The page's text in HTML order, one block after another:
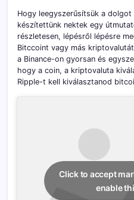
Hogy leegyszerűsítsük a
készítettünk nektek egy
részletesen, lépésről lépésre
Bitccoint vagy más
a Binance-on gyorsan és
hogy a coin, a kriptovaluta
Ripple-t kell kiválasztanod
Click to accept
enable